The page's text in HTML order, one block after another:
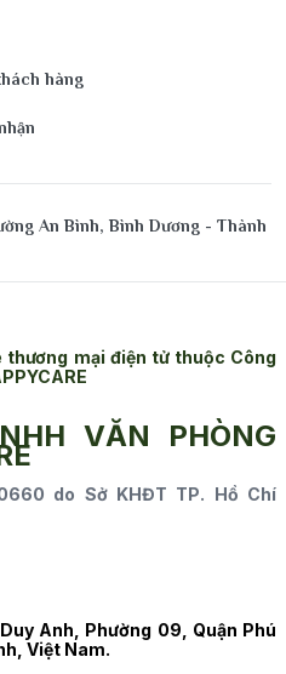
hàng
An Bình, Bình Dương - Thành
mại điện tử thuộc Công
VĂN PHÒNG
do Sở KHĐT TP. Hồ Chí
Anh, Phường 09, Quận Phú
Việt Nam.